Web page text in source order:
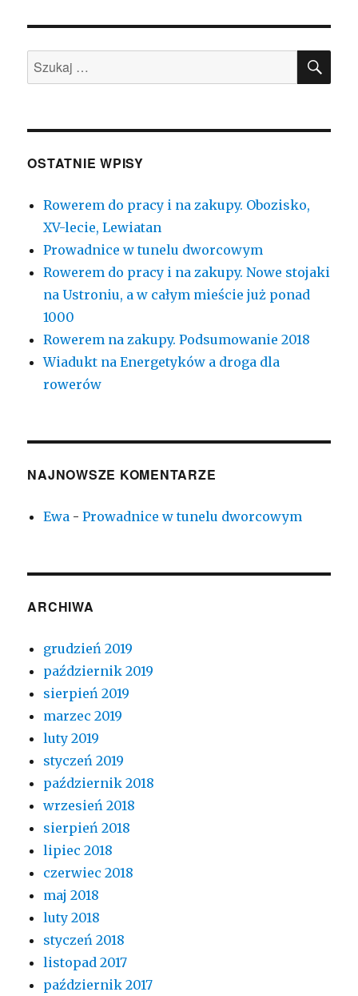
Szukaj:
OSTATNIE WPISY
Rowerem do pracy i na zakupy. Obozisko,
XV-lecie, Lewiatan
Prowadnice w tunelu dworcowym
Rowerem do pracy i na zakupy. Nowe stojaki
na Ustroniu, a w całym mieście już ponad
1000
Rowerem na zakupy. Podsumowanie 2018
Wiadukt na Energetyków a droga dla
rowerów
NAJNOWSZE KOMENTARZE
Ewa -Prowadnice w tunelu dworcowym
ARCHIWA
grudzień 2019
październik 2019
sierpień 2019
marzec 2019
luty 2019
styczeń 2019
październik 2018
wrzesień 2018
sierpień 2018
lipiec 2018
czerwiec 2018
maj 2018
luty 2018
styczeń 2018
listopad 2017
październik 2017